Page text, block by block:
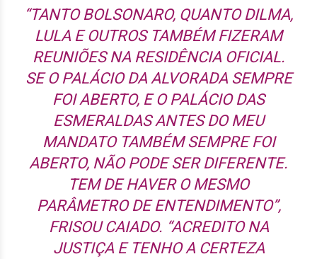
“TANTO BOLSONARO, QUANTO DILMA,
LULA E OUTROS TAMBÉM FIZERAM
REUNIÕES NA RESIDÊNCIA OFICIAL.
SE O PALÁCIO DA ALVORADA SEMPRE
FOI ABERTO, E O PALÁCIO DAS
ESMERALDAS ANTES DO MEU
MANDATO TAMBÉM SEMPRE FOI
ABERTO, NÃO PODE SER DIFERENTE.
TEM DE HAVER O MESMO
PARÂMETRO DE ENTENDIMENTO”,
FRISOU CAIADO. “ACREDITO NA
JUSTIÇA E TENHO A CERTEZA